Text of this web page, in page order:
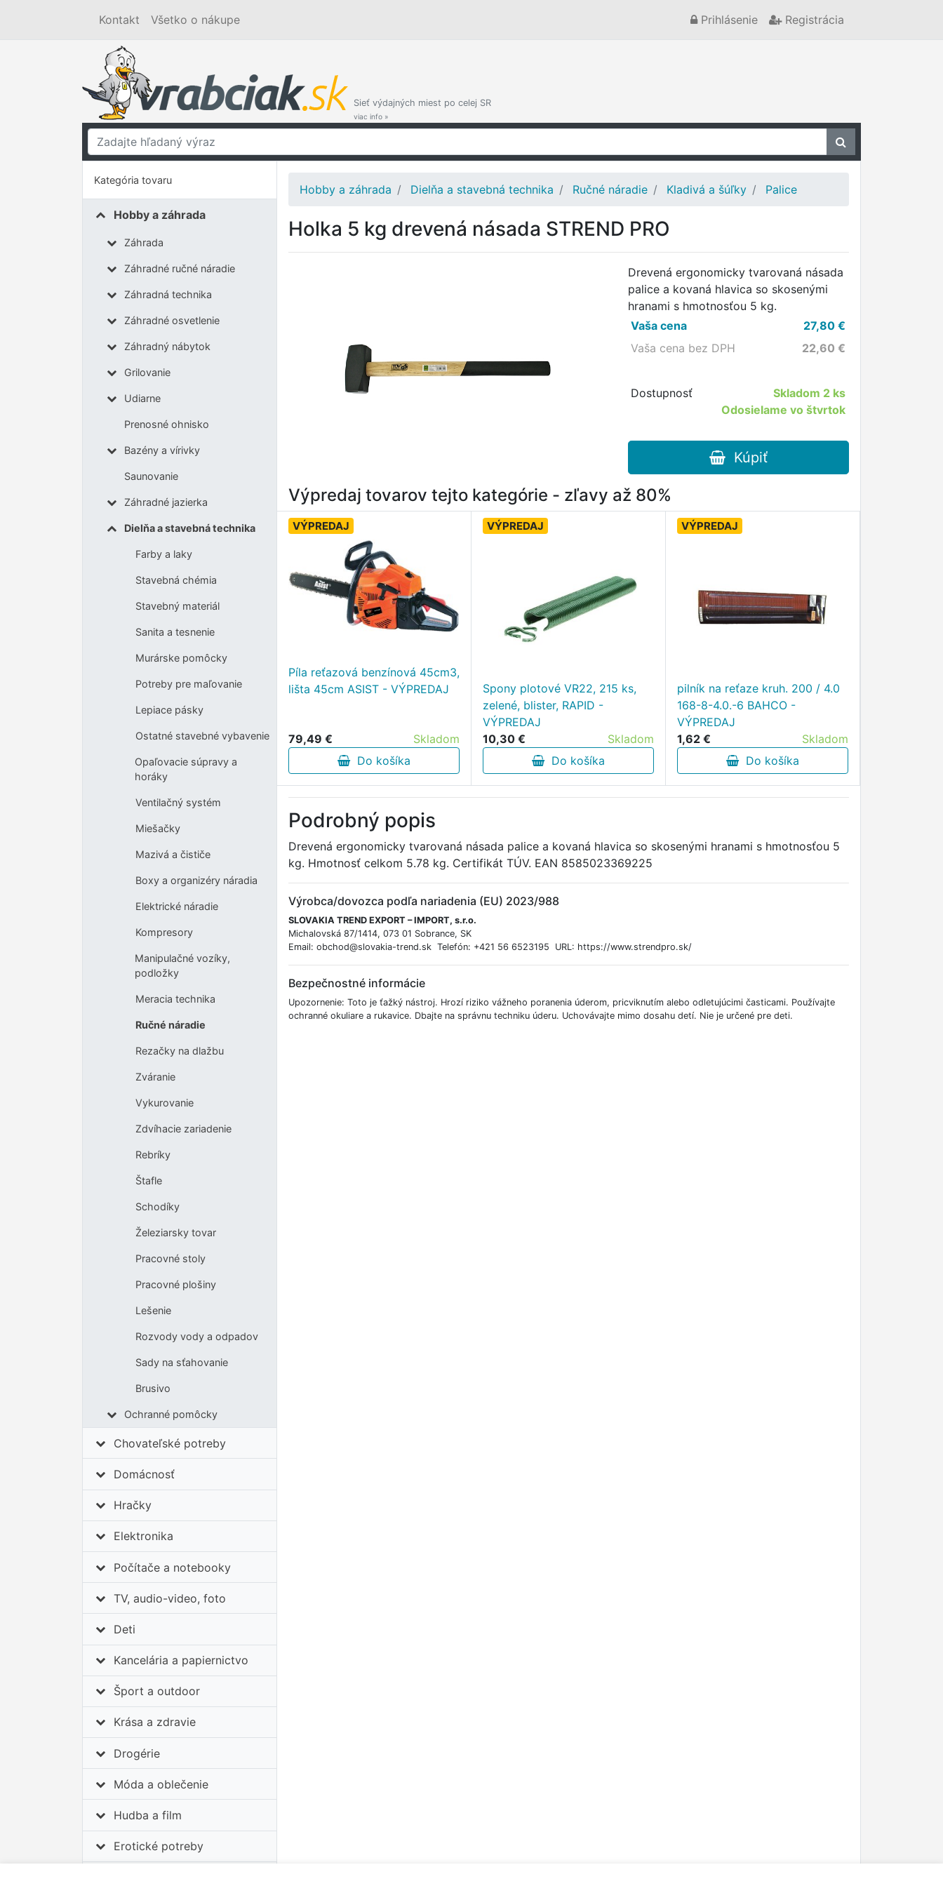
Kontakt Všetko o nákupe Prihlásenie Registrácia
Sieť výdajných miest po celej SR
viac info »
Kategória tovaru
Hobby a záhrada
Záhrada
Záhradné ručné náradie
Záhradná technika
Záhradné osvetlenie
Záhradný nábytok
Grilovanie
Udiarne
Prenosné ohnisko
Bazény a vírivky
Saunovanie
Záhradné jazierka
Dielňa a stavebná technika
Farby a laky
Stavebná chémia
Stavebný materiál
Sanita a tesnenie
Murárske pomôcky
Potreby pre maľovanie
Lepiace pásky
Ostatné stavebné vybavenie
Opaľovacie súpravy a
horáky
Ventilačný systém
Miešačky
Mazivá a čističe
Boxy a organizéry náradia
Elektrické náradie
Kompresory
Manipulačné vozíky,
podložky
Meracia technika
Ručné náradie
Rezačky na dlažbu
Zváranie
Vykurovanie
Zdvíhacie zariadenie
Rebríky
Štafle
Schodíky
Železiarsky tovar
Pracovné stoly
Pracovné plošiny
Lešenie
Rozvody vody a odpadov
Sady na sťahovanie
Brusivo
Ochranné pomôcky
Chovateľské potreby
Domácnosť
Hračky
Elektronika
Počítače a notebooky
TV, audio-video, foto
Deti
Kancelária a papiernictvo
Šport a outdoor
Krása a zdravie
Drogérie
Móda a oblečenie
Hudba a film
Erotické potreby
Hobby a záhrada Dielňa a stavebná technika Ručné náradie Kladivá a šúľky Palice
Holka 5 kg drevená násada STREND PRO
Drevená ergonomicky tvarovaná násada
palice a kovaná hlavica so skosenými
hranami s hmotnosťou 5 kg.
Vaša cena
27,80€
Vaša cena bez DPH
22,60 €
Dostupnosť Skladom 2 ks
Odosielame vo štvrtok
Kúpiť
Výpredaj tovarov tejto kategórie - zľavy až 80%
VÝPREDAJ
Píla reťazová benzínová 45cm3,
lišta 45cm ASIST - VÝPREDAJ
79,49 €
Skladom
Do košíka
VÝPREDAJ
Spony plotové VR22, 215 ks,
zelené, blister, RAPID -
VÝPREDAJ
10,30 €
Skladom
Do košíka
VÝPREDAJ
pilník na reťaze kruh. 200 / 4.0
168-8-4.0.-6 BAHCO -
VÝPREDAJ
1,62 €
Skladom
Do košíka
Podrobný popis
Drevená ergonomicky tvarovaná násada palice a kovaná hlavica so skosenými hranami s hmotnosťou 5
kg. Hmotnosť celkom 5.78 kg. Certifikát TÚV. EAN 8585023369225
Výrobca/dovozca podľa nariadenia (EU) 2023/988
SLOVAKIA TREND EXPORT – IMPORT, s.r.o.
Michalovská 87/1414, 073 01 Sobrance, SK
Email: obchod@slovakia-trend.sk Telefón: +421 56 6523195 URL: https://www.strendpro.sk/
Bezpečnostné informácie
Upozornenie: Toto je ťažký nástroj. Hrozí riziko vážneho poranenia úderom, pricviknutím alebo odletujúcimi časticami. Používajte
ochranné okuliare a rukavice. Dbajte na správnu techniku úderu. Uchovávajte mimo dosahu detí. Nie je určené pre deti.